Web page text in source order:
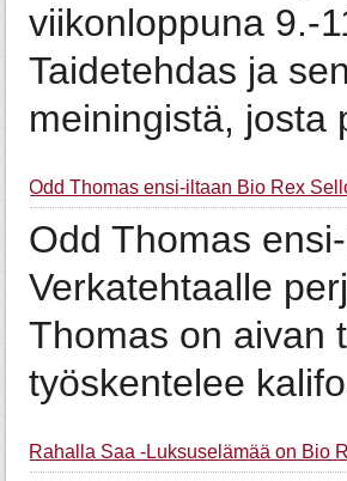
viikonloppuna 9.-
Taidetehdas ja
meiningistä, josta
Odd Thomas ensi-iltaan Bio Rex
Odd Thomas
Verkatehtaalle
Thomas on aivan
työskentelee
Rahalla Saa -Luksuselämää on Bio